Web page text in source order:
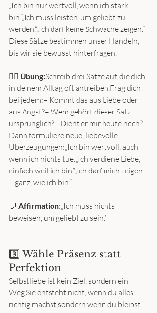
„Ich bin nur wertvoll, wenn ich stark
bin.“„Ich muss leisten, um geliebt zu
werden.“„Ich darf keine Schwäche zeigen.“
Diese Sätze bestimmen unser Handeln,
bis wir sie bewusst hinterfragen.
🧘‍♀️ Übung:Schreib drei Sätze auf, die dich
in deinem Alltag oft antreiben.Frag dich
bei jedem:– Kommt das aus Liebe oder
aus Angst?– Wem gehört dieser Satz
ursprünglich?– Dient er mir heute noch?
Dann formuliere neue, liebevolle
Überzeugungen:„Ich bin wertvoll, auch
wenn ich nichts tue.“„Ich verdiene Liebe,
einfach weil ich bin.“„Ich darf mich zeigen
– ganz, wie ich bin.“
💬 Affirmation:„Ich muss nichts
beweisen, um geliebt zu sein.“
3️⃣ Wähle Präsenz statt
Perfektion
Selbstliebe ist kein Ziel, sondern ein
Weg.Sie entsteht nicht, wenn du alles
richtig machst,sondern wenn du bleibst –